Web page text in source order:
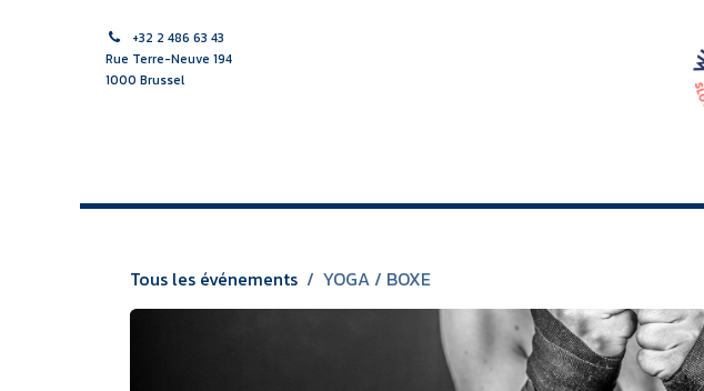
+32 2 486 63 43
Rue Terre-Neuve 194
1000 Brussel
Tous les événements YOGA / BOXE